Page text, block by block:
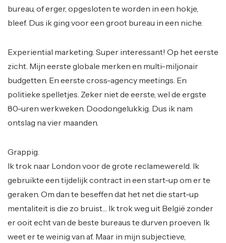
bureau, of erger, opgesloten te worden in een hokje,
bleef. Dus ik ging voor een groot bureau in een niche.
Experiential marketing. Super interessant! Op het eerste
zicht. Mijn eerste globale merken en multi-miljonair
budgetten. En eerste cross-agency meetings. En
politieke spelletjes. Zeker niet de eerste, wel de ergste
80-uren werkweken. Doodongelukkig. Dus ik nam
ontslag na vier maanden.
Grappig.
Ik trok naar London voor de grote reclamewereld. Ik
gebruikte een tijdelijk contract in een start-up om er te
geraken. Om dan te beseffen dat het net die start-up
mentaliteit is die zo bruist… Ik trok weg uit België zonder
er ooit echt van de beste bureaus te durven proeven. Ik
weet er te weinig van af. Maar in mijn subjectieve,